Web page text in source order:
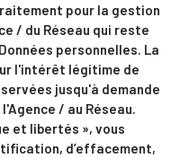
pour la gestion
/ du Réseau qui reste
personnelles. La
l'intérêt légitime de
jusqu'à demande
/ au Réseau.
et libertés », vous
d’effacement,